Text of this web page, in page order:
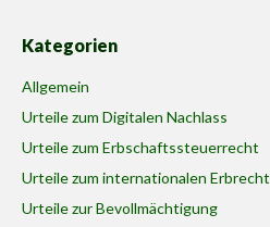
Kategorien
Allgemein
Urteile zum Digitalen Nachlass
Urteile zum Erbschaftssteuerrecht
Urteile zum internationalen Erbrecht
Urteile zur Bevollmächtigung